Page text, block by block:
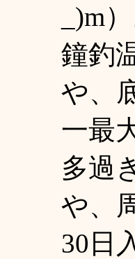
_)m）
鐘釣
や、
一最
多過
や、
30日